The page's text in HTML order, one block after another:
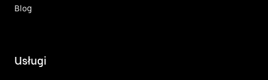
Blog
Usługi